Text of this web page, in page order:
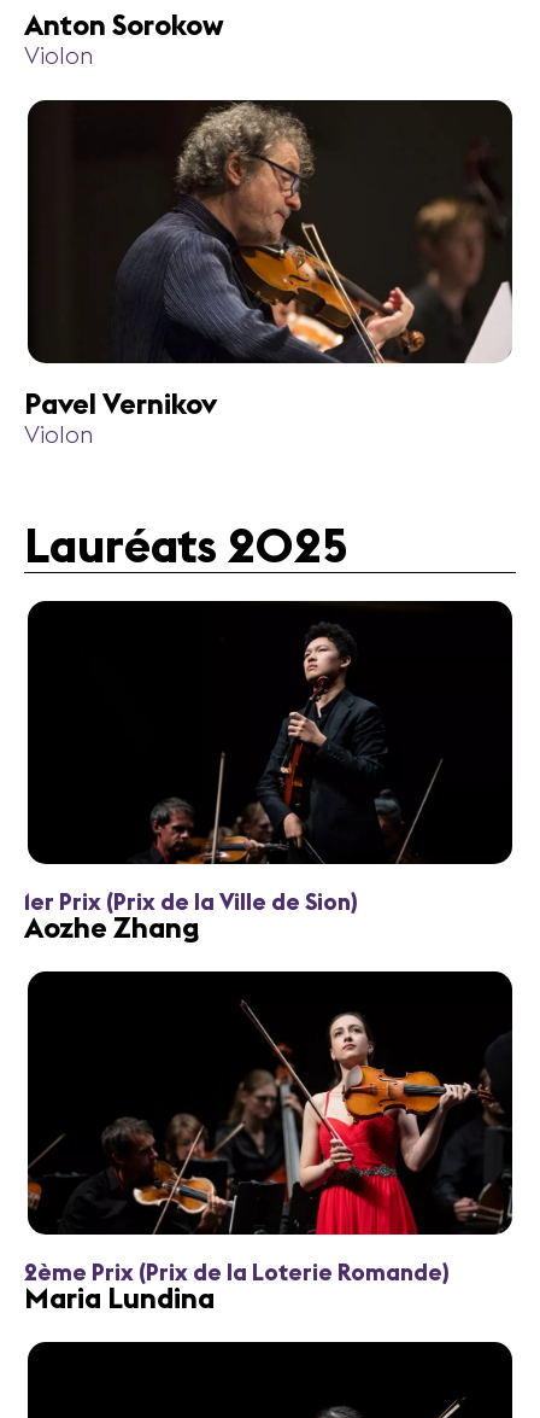
Anton Sorokow
Violon
Pavel Vernikov
Violon
Lauréats 2025
1er Prix (Prix de la Ville de Sion)
Aozhe Zhang
2ème Prix (Prix de la Loterie Romande)
Maria Lundina